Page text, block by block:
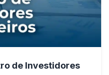
de Investidores